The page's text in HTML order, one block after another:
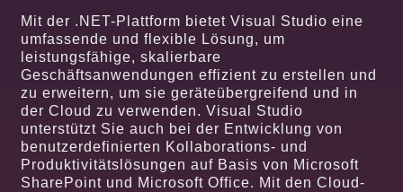
Mit der .NET-Plattform bietet Visual Studio eine
umfassende und flexible Lösung, um
leistungsfähige, skalierbare
Geschäftsanwendungen effizient zu erstellen und
zu erweitern, um sie geräteübergreifend und in
der Cloud zu verwenden. Visual Studio
unterstützt Sie auch bei der Entwicklung von
benutzerdefinierten Kollaborations- und
Produktivitätslösungen auf Basis von Microsoft
SharePoint und Microsoft Office. Mit den Cloud-